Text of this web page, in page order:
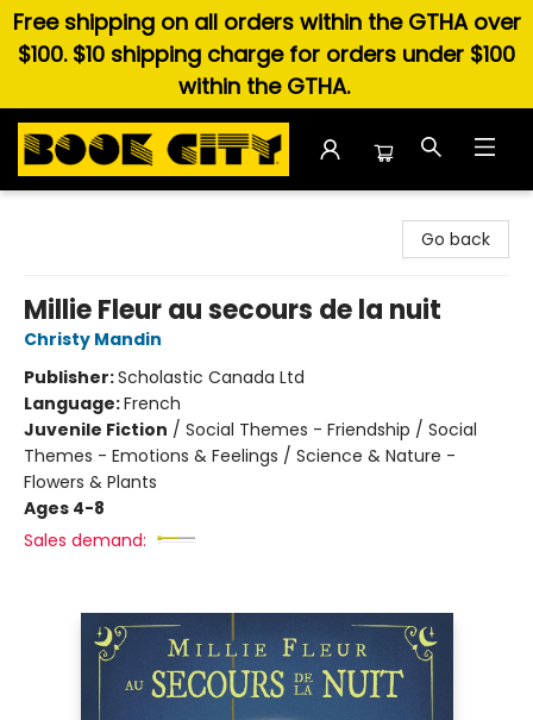
Free shipping on all orders within the GTHA over
$100. $10 shipping charge for orders under $100
within the GTHA.
Go back
Millie Fleur au secours de la nuit
Christy Mandin
Publisher:Scholastic Canada Ltd
Language:French
Juvenile Fiction / Social Themes - Friendship / Social
Themes - Emotions & Feelings / Science & Nature -
Flowers & Plants
Ages 4-8
Sales demand: